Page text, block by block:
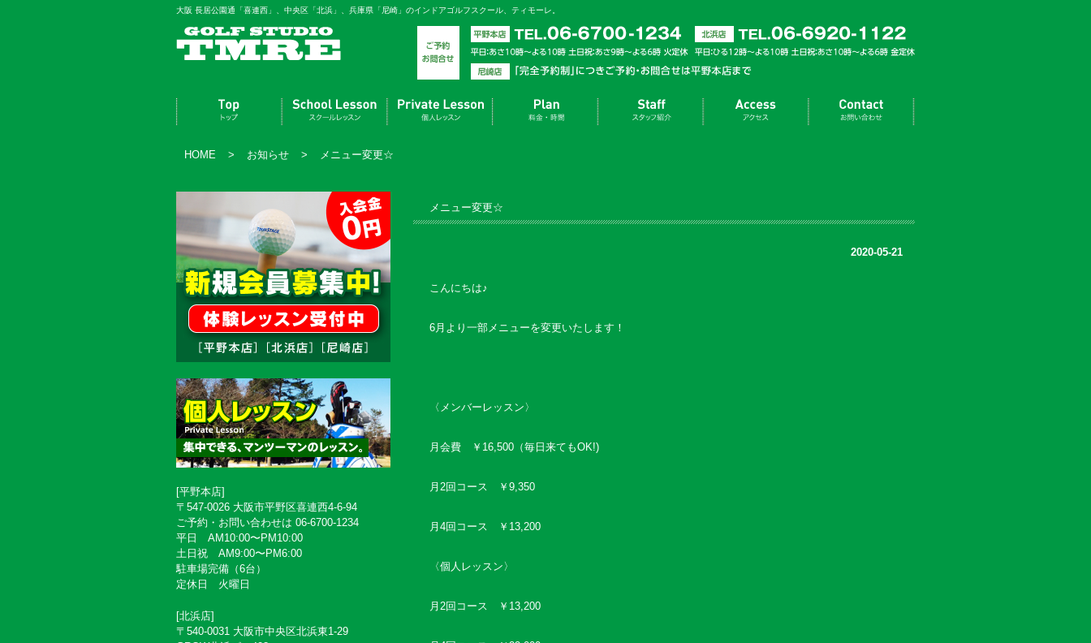
大阪 長居公園通「喜連西」、中央区「北浜」、兵庫県「尼崎」のインドアゴルフスクール、ティモーレ。
HOME > お知らせ > メニュー変更☆
メニュー変更☆
2020-05-21
こんにちは♪
6月より一部メニューを変更いたします！
〈メンバーレッスン〉
月会費 ￥16,500（毎日来てもOK!)
月2回コース ￥9,350
月4回コース ￥13,200
〈個人レッスン〉
月2回コース ￥13,200
[平野本店]
〒547-0026 大阪市平野区喜連西4-6-94
ご予約・お問い合わせは 06-6700-1234
平日 AM10:00〜PM10:00
土日祝 AM9:00〜PM6:00
駐車場完備（6台）
定休日 火曜日
[北浜店]
〒540-0031 大阪市中央区北浜東1-29